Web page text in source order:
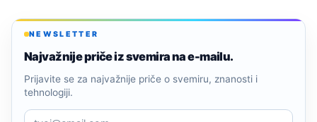
NEWSLETTER
Najvažnije priče iz svemira na e-mailu.
Prijavite se za najvažnije priče o svemiru, znanosti i
tehnologiji.